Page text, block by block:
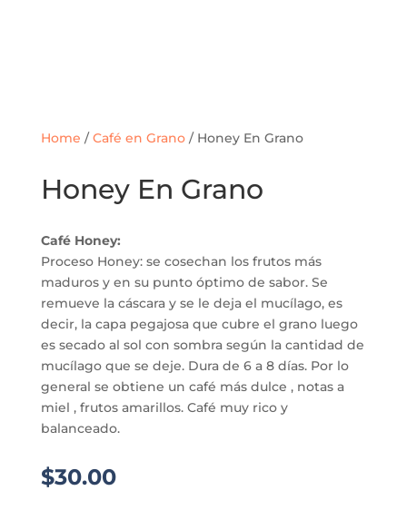
Home /Café en Grano/ Honey En Grano
Honey En Grano
Café Honey:
Proceso Honey: se cosechan los frutos más
maduros y en su punto óptimo de sabor. Se
remueve la cáscara y se le deja el mucílago, es
decir, la capa pegajosa que cubre el grano luego
es secado al sol con sombra según la cantidad de
mucílago que se deje. Dura de 6 a 8 días. Por lo
general se obtiene un café más dulce , notas a
miel , frutos amarillos. Café muy rico y
balanceado.
$30.00